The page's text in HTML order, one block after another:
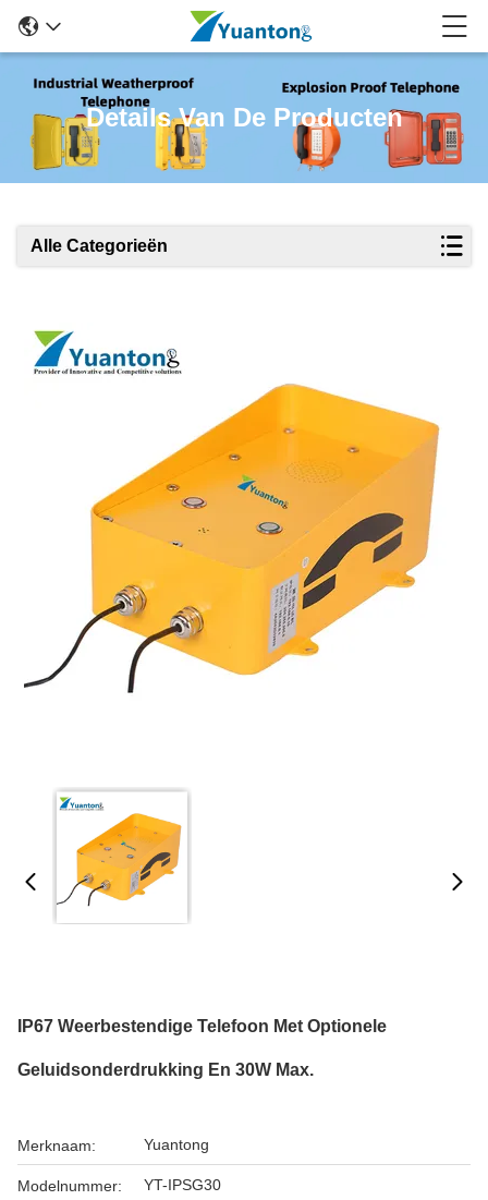
Details Van De Producten
Alle Categorieën
IP67 Weerbestendige Telefoon Met Optionele
Geluidsonderdrukking En 30W Max.
Merknaam: Yuantong
Modelnummer: YT-IPSG30